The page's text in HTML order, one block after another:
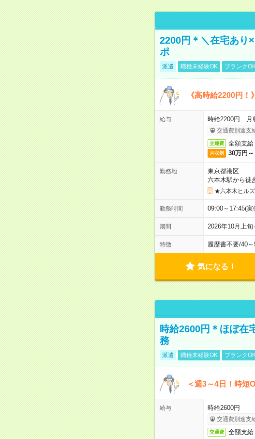
2200円＊＼在宅あり
ポ
派遣 職種未経験OK ブランクOK
《高時給2200円
給与 時給2200円 月
交通費別途支
交通費 全額支給
月収例 30万円～
勤務地
東京都港区
六本木駅から徒
★六本木ヒル
勤務時間 09:00～17:45(
期間 2026年10月上
特徴 履歴書不要/40
気になる！
時給2600円＊ほぼ在
務
派遣 職種未経験OK ブランクOK
＜週3～4日！時短
給与 時給2600円
交通費別途支
交通費 全額支給